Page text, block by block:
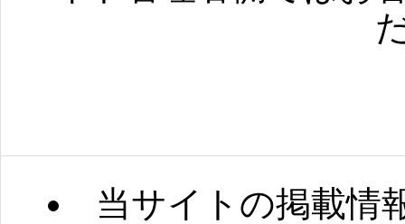
当サイトの掲載情